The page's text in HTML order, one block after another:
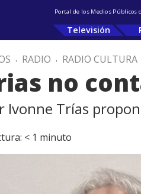
Portal de los Medios Públicos
Televisión
. RADIO . RADIO CULTURA
no
Ivonne Trías
< 1 minuto